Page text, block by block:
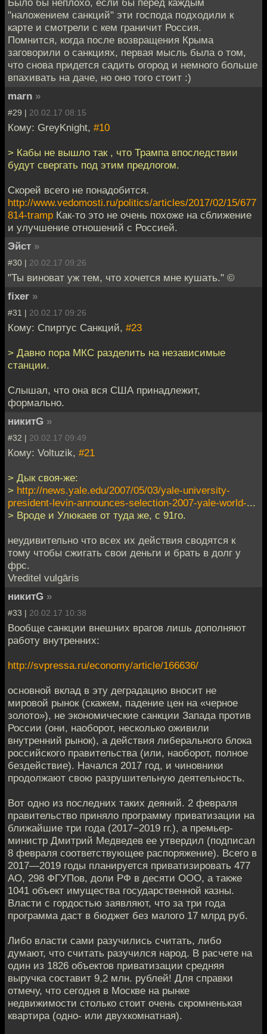
"наложением санкций" эти господа подходили к
карте и смотрели с кем граничит Россия.
Помнится, когда после возвращения Крыма
заговорили о санкциях, первая мысль была о том,
что снова придется садить огород и немного больше
впахивать на даче, но оно того стоит :)
marn »
#29 | 20.02.17 08:15
Кому: GreyKnight, #10
> Кабы не вышло так , что Трампа впоследствии
будут свергать под этим предлогом.
Скорей всего не понадобится.
http://www.vedomosti.ru/politics/articles/2017/02/15/677
814-tramp Как-то это не очень похоже на сближение
и улучшение отношений с Россией.
Эйст »
#30 | 20.02.17 09:26
"Ты виноват уж тем, что хочется мне кушать." ©
fixer »
#31 | 20.02.17 09:26
Кому: Спиртус Санкций, #23
> Давно пора МКС разделить на независимые
станции.
Слышал, что она вся США принадлежит,
формально.
никитG »
#32 | 20.02.17 09:49
Кому: Voltuzik, #21
> Дык своя-же:
> http://news.yale.edu/2007/05/03/yale-university-
president-levin-announces-selection-2007-yale-world-...
> Вроде и Улюкаев от туда же, с 91го.
неудивительно что всех их действия сводятся к
тому чтобы сжигать свои деньги и брать в долг у
фрс.
Vreditel vulgāris
никитG »
#33 | 20.02.17 10:38
Вообще санкции внешних врагов лишь дополняют
работу внутренних:
http://svpressa.ru/economy/article/166636/
основной вклад в эту деградацию вносит не
мировой рынок (скажем, падение цен на «черное
золото»), не экономические санкции Запада против
России (они, наоборот, несколько оживили
внутренний рынок), а действия либерального блока
российского правительства (или, наоборот, полное
бездействие). Начался 2017 год, и чиновники
продолжают свою разрушительную деятельность.
Вот одно из последних таких деяний. 2 февраля
правительство приняло программу приватизации на
ближайшие три года (2017−2019 гг.), а премьер-
министр Дмитрий Медведев ее утвердил (подписал
8 февраля соответствующее распоряжение). Всего в
2017—2019 годы планируется приватизировать 477
АО, 298 ФГУПов, доли РФ в десяти ООО, а также
1041 объект имущества государственной казны.
Власти с гордостью заявляют, что за три года
программа даст в бюджет без малого 17 млрд руб.
Либо власти сами разучились считать, либо
думают, что считать разучился народ. В расчете на
один из 1826 объектов приватизации средняя
выручка составит 9,2 млн. рублей! Для справки
отмечу, что сегодня в Москве на рынке
недвижимости столько стоит очень скромненькая
квартира (одно- или двухкомнатная).